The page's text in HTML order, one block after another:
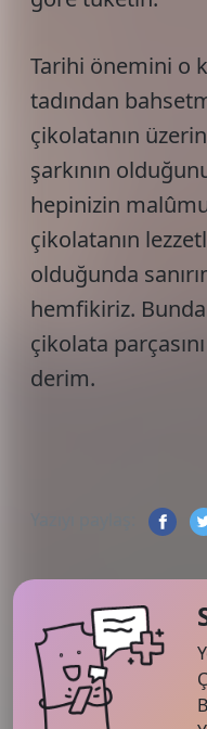
Tarihi önemini o
tadından
çikolatanın
şarkının
hepinizin
çikolatanın
olduğunda
hemfikiriz.
çikolata
derim.